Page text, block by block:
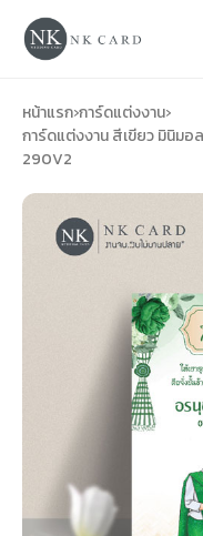
การ์ดแต่งงาน
ของชำร่วยงานแต่ง
ของรับไหว้
การ์ดขึ้นบ้านใหม่
รับพิมพ์หน้าซอง
หน้าแรก›การ์ดแต่งงาน›
การ์ดแต่งงาน สีเขียว มินิม
290V2